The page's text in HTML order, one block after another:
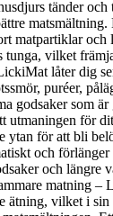
tänder och
matpartiklar och
vilket
låter dig
puréer,
godsaker som
utmaningen för
ytan för att bli
och
och längre
matning –
ätning, vilket i